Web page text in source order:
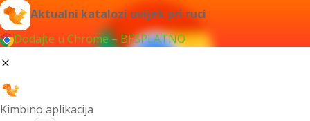
Aktualni katalozi uvijek pri ruci
Dodajte u Chrome – BESPLATNO
Kimbino aplikacija